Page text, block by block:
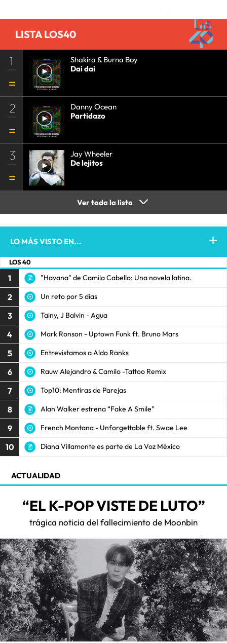
COMUNICACIÓN•COMUNICACIÓN•
LISTA LOS40
1
Shakira & Burna Boy
Dai dai
2
Danny Ocean
Partidazo
3
Jay Wheeler
De lejitos
Ver toda la lista
LO MÁS VISTO EN...
LOS 40
1 "Havana" de Camila Cabello: Una novela latina.
2 Un reto por 5 días
3 Tainy, J Balvin - Agua
4 Mark Ronson - Uptown Funk ft. Bruno Mars
5 Entrevistamos a Aldo Ranks
6 Rauw Alejandro & Camilo -Tattoo Remix
7 Top10: Mentiras de Parejas
8 Alan Walker estrena “Fake A Smile”
9 French Montana - Unforgettable ft. Swae Lee
10 Diana Villamonte es parte de La Voz México
ACTUALIDAD
“EL K-POP VISTE DE LUTO”
trágica noticia del fallecimiento de Moonbin